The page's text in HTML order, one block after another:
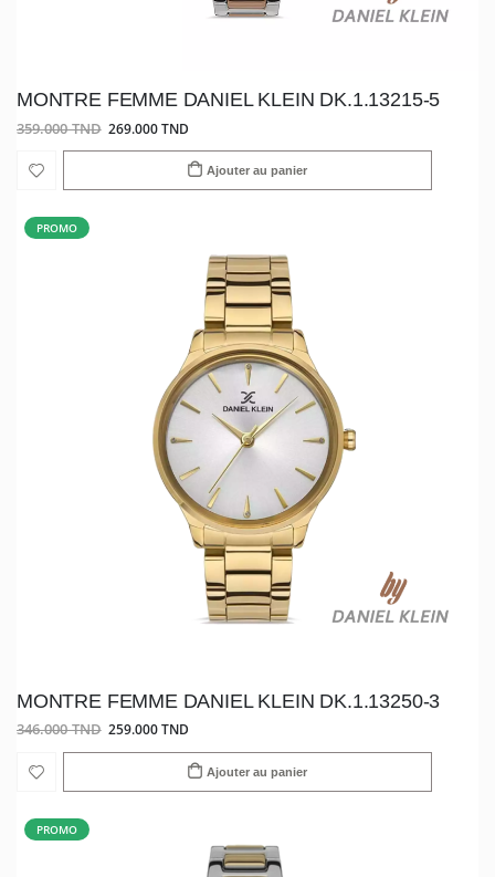
MONTRE FEMME DANIEL KLEIN DK.1.13215-5
359.000 TND 269.000 TND
Ajouter au panier
PROMO
MONTRE FEMME DANIEL KLEIN DK.1.13250-3
346.000 TND 259.000 TND
Ajouter au panier
PROMO